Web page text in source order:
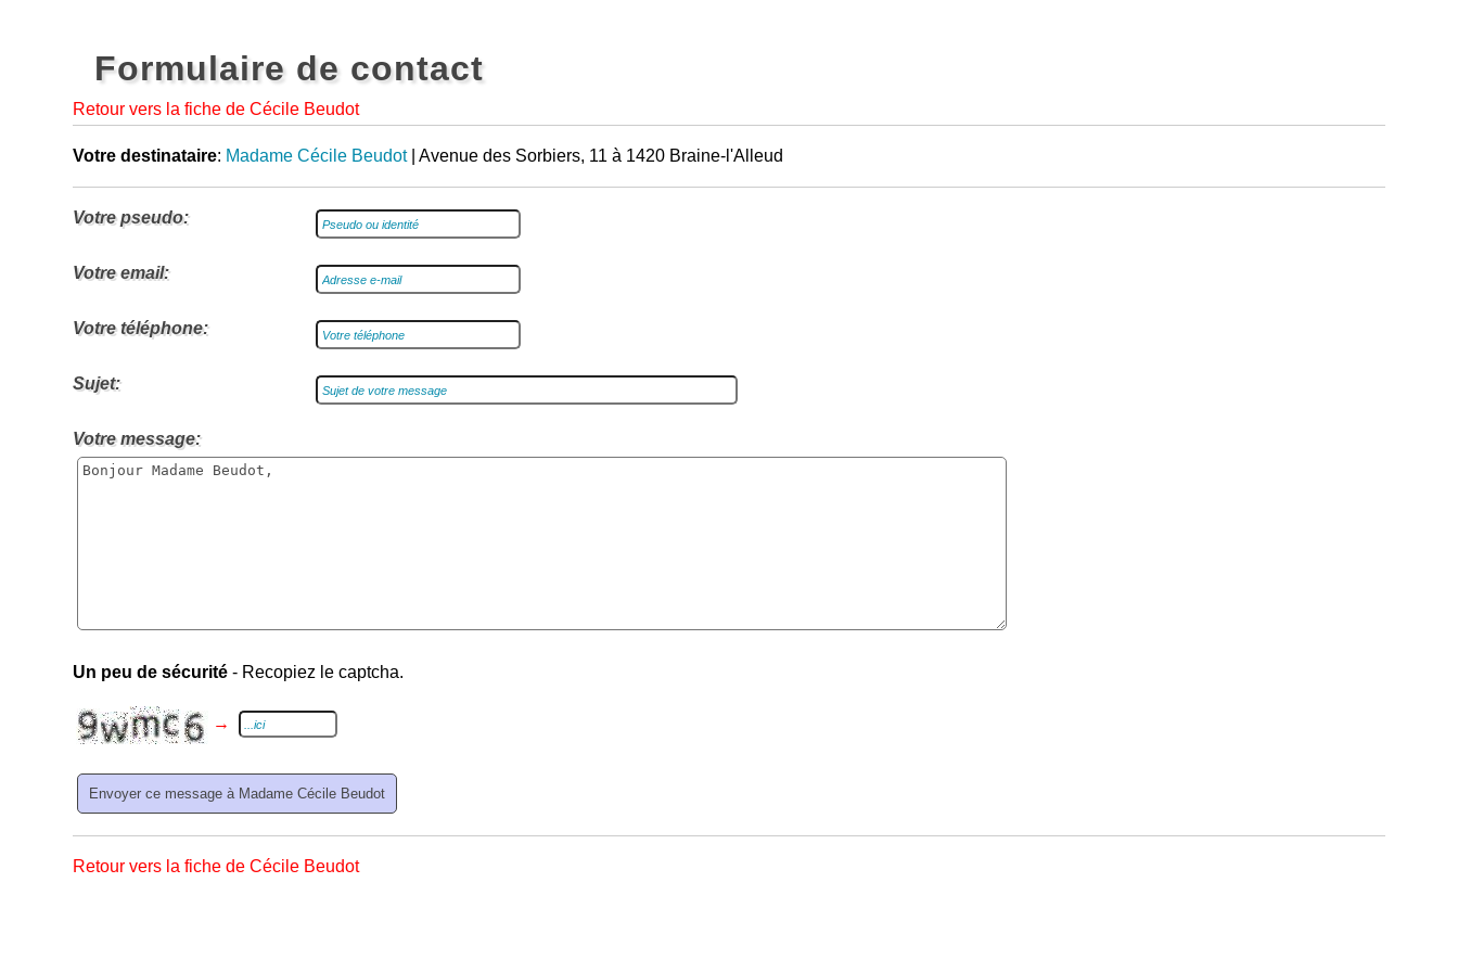
Formulaire de contact
Retour vers la fiche de Cécile Beudot
Votre destinataire: Madame Cécile Beudot| Avenue des Sorbiers, 11 à 1420 Braine-l'Alleud
Votre pseudo:
Votre email:
Votre téléphone:
Sujet:
Votre message:
Un peu de sécurité - Recopiez le captcha.
→
Retour vers la fiche de Cécile Beudot